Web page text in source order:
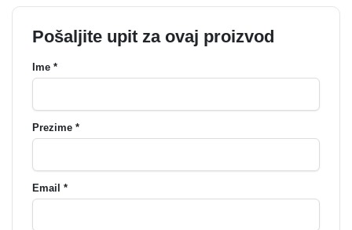
Pošaljite upit za ovaj proizvod
Ime *
Prezime *
Email *